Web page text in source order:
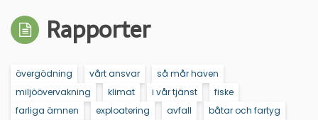
Rapporter
övergödning vårt ansvar
så mår haven
miljöövervakning
klimat i vår tjänst
fiske
farliga ämnen
exploatering avfall
båtar och fartyg